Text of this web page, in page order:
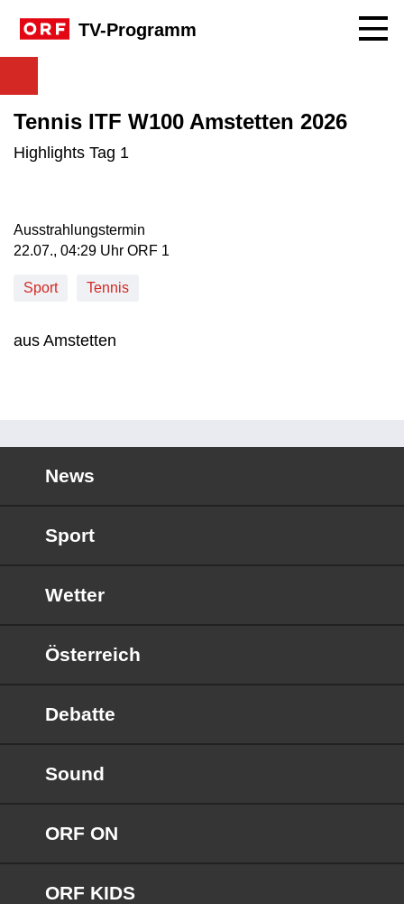
TV-Programm
Tennis ITF W100 Amstetten 2026
Highlights Tag 1
Ausstrahlungstermin
22. Juli, 04:29 Uhr in ORF 1
22.07., 04:29 Uhr ORF 1
Sport Tennis
aus Amstetten
News
Sport
Wetter
Österreich
Debatte
Sound
ORF ON
ORF KIDS